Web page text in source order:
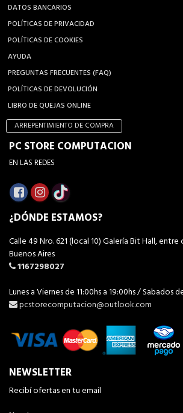
DATOS BANCARIOS
POLÍTICAS DE PRIVACIDAD
POLÍTICAS DE COOKIES
AYUDA
PREGUNTAS FRECUENTES (FAQ)
POLÍTICAS DE DEVOLUCIÓN
LIBRO DE QUEJAS ONLINE
ARREPENTIMIENTO DE COMPRA
PC STORE COMPUTACION
EN LAS REDES
¿DÓNDE ESTAMOS?
Calle 49 Nro. 621 (local 10) Galería Bit Hall, entre
Buenos Aires
1167298027
Lunes a Viernes de 11:00hs a 19:00hs / Sabados
pcstorecomputacion@outlook.com
NEWSLETTER
Recibí ofertas en tu email